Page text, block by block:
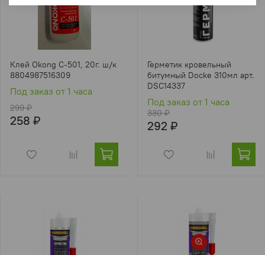
Клей Okong C-501, 20г. ш/к
8804987516309
Под заказ от 1 часа
299 ₽
258 ₽
Герметик кровельный
битумный Docke 310мл арт.
DSC14337
Под заказ от 1 часа
330 ₽
292 ₽